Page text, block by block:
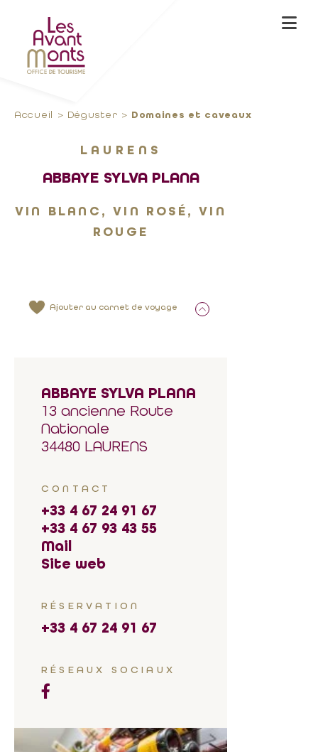
Accueil Déguster Domaines et caveaux
LAURENS
ABBAYE SYLVA PLANA
VIN BLANC, VIN ROSÉ, VIN
ROUGE
Ajouter au carnet de voyage
ABBAYE SYLVA PLANA
13 ancienne Route
Nationale
34480 LAURENS
CONTACT
+33 4 67 24 91 67
+33 4 67 93 43 55
Mail
Site web
RÉSERVATION
+33 4 67 24 91 67
RÉSEAUX SOCIAUX